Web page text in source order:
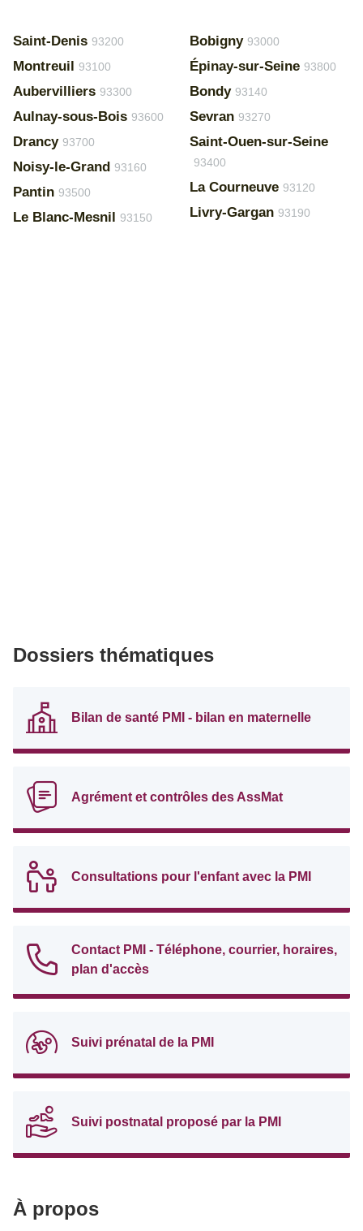
Saint-Denis 93200
Montreuil 93100
Aubervilliers 93300
Aulnay-sous-Bois 93600
Drancy 93700
Noisy-le-Grand 93160
Pantin 93500
Le Blanc-Mesnil 93150
Bobigny 93000
Épinay-sur-Seine 93800
Bondy 93140
Sevran 93270
Saint-Ouen-sur-Seine
93400
La Courneuve 93120
Livry-Gargan 93190
Dossiers thématiques
Bilan de santé PMI - bilan en maternelle
Agrément et contrôles des AssMat
Consultations pour l'enfant avec la PMI
Contact PMI - Téléphone, courrier, horaires,
plan d'accès
Suivi prénatal de la PMI
Suivi postnatal proposé par la PMI
À propos